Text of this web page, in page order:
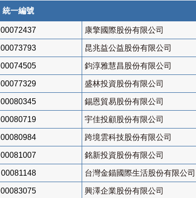
統一編號
00072437 康擎國際股份有限公司
00073793 昆兆益公益股份有限公司
00074505 鈞淳雅慧昌股份有限公司
00077329 盛林投資股份有限公司
00080345 錫恩貿易股份有限公司
00080719 宇佳投顧股份有限公司
00080984 跨境雲科技股份有限公司
00081007 銘新投資股份有限公司
00081148 台灣金錨國際生活股份有限公司
00083075 興澤企業股份有限公司